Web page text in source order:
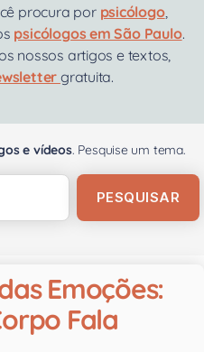
procura por psicólogo,
psicólogos em São Paulo.
nossos artigos e textos,
gratuita.
e vídeos. Pesquise um tema.
Emoções:
Fala